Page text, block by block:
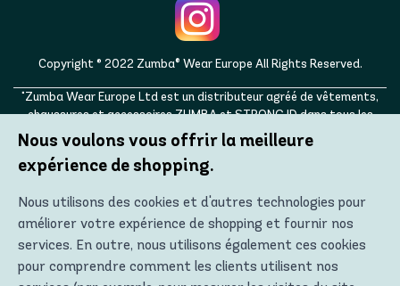
Copyright © 2022 Zumba® Wear Europe All Rights Reserved.
"Zumba Wear Europe Ltd est un distributeur agréé de vêtements,
chaussures et accessoires ZUMBA et STRONG ID dans tous les
pays européens, ainsi qu'au Royaume-Uni, en Norvège, en Suisse, en
Islande, en Ukraine, en Moldavie, en Turquie, en Russie. ZUMBA,
STRONG ID et les logos ZUMBA et STRONG ID sont des marques
Nous voulons vous offrir la meilleure
expérience de shopping.
Nous utilisons des cookies et d'autres technologies pour
améliorer votre expérience de shopping et fournir nos
services. En outre, nous utilisons également ces cookies
pour comprendre comment les clients utilisent nos